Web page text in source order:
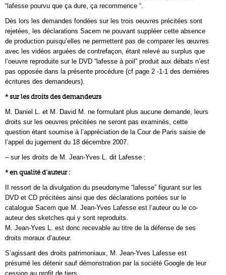
“lafesse pourvu que ça dure, ça recommence “.
Dès lors les demandes fondées sur les trois oeuvres précitées sont
rejetées, les déclarations Sacem ne pouvant suppléer cette absence
de production puisqu’elles ne permettent pas de comparer les œuvres
avec les vidéos arguées de contrefaçon, étant relevé au surplus que
l’oeuvre reproduite sur le DVD “lafesse à poil” produit aux débats n’est
pas opposée dans la présente procédure (cf page 2 -1-1 des dernières
écritures des demandeurs).
* sur les droits des demandeurs
M. Daniel L. et M. David M. ne formulant plus aucune demande, leurs
droits sur les oeuvres précitées ne seront pas examinés, cette
question étant soumise à l’appréciation de la Cour de Paris saisie de
l’appel du jugement du 18 décembre 2007.
– sur les droits de M. Jean-Yves L. dit Lafesse :
* en qualité d’auteur :
II ressort de la divulgation du pseudonyme “lafesse” figurant sur les
DVD et CD précitées ainsi que des déclarations portées sur le
catalogue Sacem que M. Jean-Yves Lafesse est l’auteur ou le co-
auteur des sketches qui y sont reproduits.
M. Jean-Yves L. est donc recevable au titre de la défense de ses
droits moraux d’auteur.
S’agissant des droits patrimoniaux, M. Jean-Yves Lafesse est
présumé les détenir sauf démonstration par la société Google de leur
cession au profit de tiers.